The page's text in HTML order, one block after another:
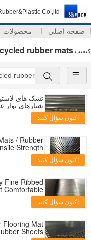
Co.,ltd
صفحه اصلی محصولات
کیفیت rubber mats
تشک های
شیارهای نوار
اکنون سؤال کنید
/ Rubber
Strength
اکنون سؤال کنید
Fine Ribbed
Comfortable
اکنون سؤال کنید
Flooring Mat
Sheets